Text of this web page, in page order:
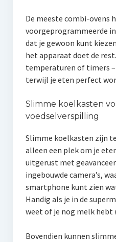
De meeste combi-ovens
voorgeprogrammeerde
dat je gewoon kunt
het apparaat doet de
temperaturen of timers
terwijl je eten perfect
Slimme koelkasten
voedselverspilling
Slimme koelkasten zijn
alleen een plek om je
uitgerust met
ingebouwde camera’s,
smartphone kunt zien
Handig als je in de
weet of je nog melk hebt
Bovendien kunnen